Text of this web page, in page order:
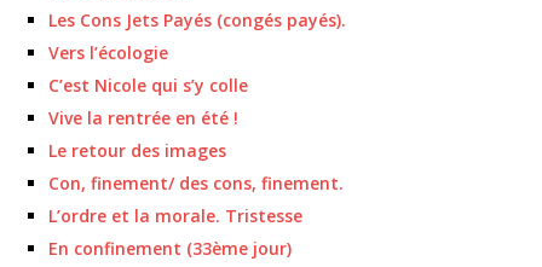
Les Cons Jets Payés (congés payés).
Vers l’écologie
C’est Nicole qui s’y colle
Vive la rentrée en été !
Le retour des images
Con, finement/ des cons, finement.
L’ordre et la morale. Tristesse
En confinement (33ème jour)